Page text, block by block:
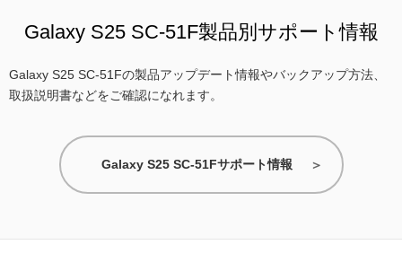
Galaxy S25 SC-51F製品別サポート情報
Galaxy S25 SC-51Fの製品アップデート情報やバックアップ方法、
取扱説明書などをご確認になれます。
Galaxy S25 SC-51Fサポート情報